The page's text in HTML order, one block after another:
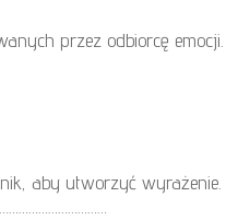
przez odbiorcę emocji.
aby utworzyć wyrażenie.